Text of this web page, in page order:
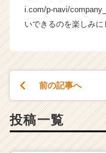
C
a
i.com/p-navi/
いできるのを楽しみに
前の記事へ
投稿一覧